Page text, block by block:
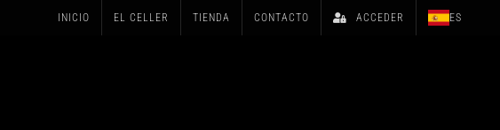
INICIO EL CELLER TIENDA CONTACTO ACCEDER ES